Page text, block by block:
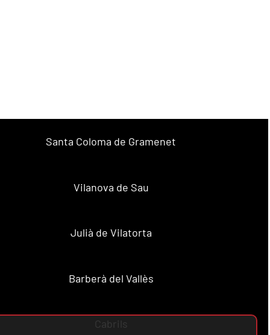
Santa Coloma de Gramenet
Vilanova de Sau
Julià de Vilatorta
Barberà del Vallès
Cabrils